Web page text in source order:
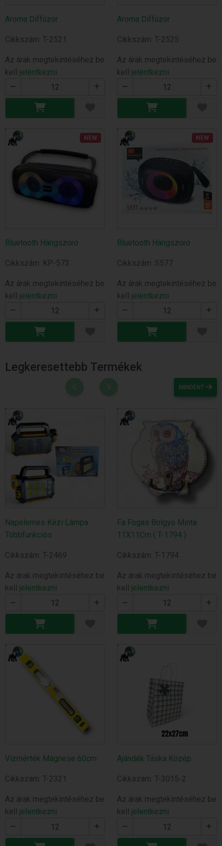
Aroma Diffúzor
Cikkszám: T-2521
Az árak megtekintéséhez be
kell jelentkezni
Aroma Diffúzor
Cikkszám: T-2525
Az árak megtekintéséhez be
kell jelentkezni
NEW
Bluetooth Hangszoró
Cikkszám: KP-573
Az árak megtekintéséhez be
kell jelentkezni
NEW
Bluetooth Hangszoró
Cikkszám: S577
Az árak megtekintéséhez be
kell jelentkezni
Legkeresettebb Termékek
MINDENT
Napelemes Kézi Lámpa
Többfunkciós
Cikkszám: T-2469
Az árak megtekintéséhez be
kell jelentkezni
Fa Fogas Bolgyo Minta
11X11Cm ( T-1794 )
Cikkszám: T-1794
Az árak megtekintéséhez be
kell jelentkezni
Vízmérték Mágnese 60cm
Cikkszám: T-2321
Az árak megtekintéséhez be
kell jelentkezni
Ajándék Táska Közép
Cikkszám: T-3015-2
Az árak megtekintéséhez be
kell jelentkezni